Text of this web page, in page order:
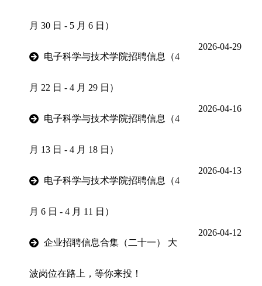
月 30 日 - 5 月 6 日）
电子科学与技术学院招聘信息（4
月 22 日 - 4 月 29 日）
2026-04-29
电子科学与技术学院招聘信息（4
月 13 日 - 4 月 18 日）
2026-04-16
电子科学与技术学院招聘信息（4
月 6 日 - 4 月 11 日）
2026-04-13
企业招聘信息合集（二十一） 大
波岗位在路上，等你来投！
2026-04-12